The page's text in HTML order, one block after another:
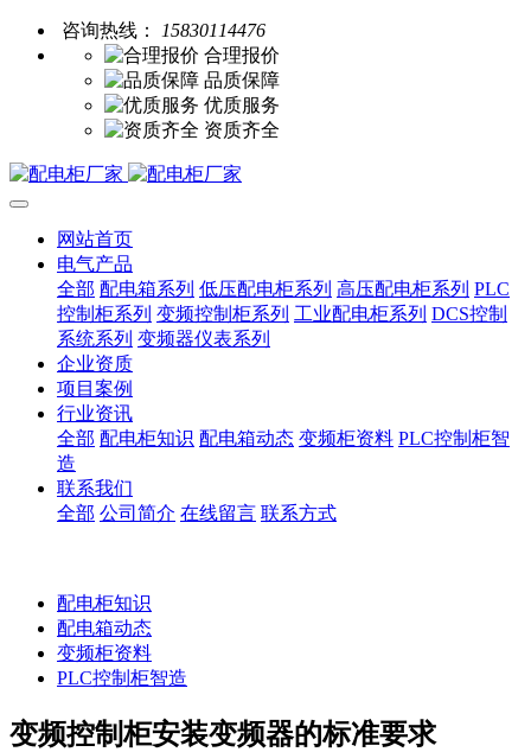
咨询热线：
15830114476
合理报价
品质保障
优质服务
资质齐全
网站首页
电气产品
全部 配电箱系列 低压配电柜系列 高压配电柜系列 PLC
控制柜系列 变频控制柜系列 工业配电柜系列 DCS控制
系统系列 变频器仪表系列
企业资质
项目案例
行业资讯
全部 配电柜知识 配电箱动态 变频柜资料 PLC控制柜智
造
联系我们
全部 公司简介 在线留言 联系方式
配电柜知识
配电箱动态
变频柜资料
PLC控制柜智造
变频控制柜安装变频器的标准要求